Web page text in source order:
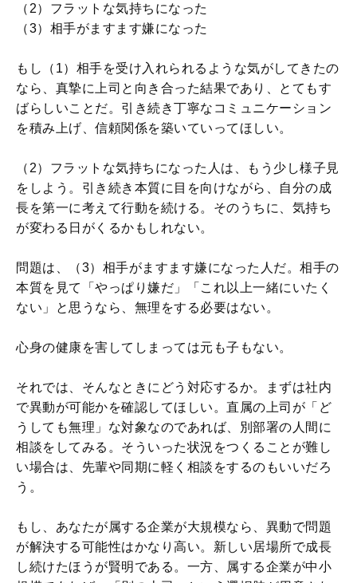
（2）フラットな気持ちになった
（3）相手がますます嫌になった
もし（1）相手を受け入れられるような気がしてきたの
なら、真摯に上司と向き合った結果であり、とてもす
ばらしいことだ。引き続き丁寧なコミュニケーション
を積み上げ、信頼関係を築いていってほしい。
（2）フラットな気持ちになった人は、もう少し様子見
をしよう。引き続き本質に目を向けながら、自分の成
長を第一に考えて行動を続ける。そのうちに、気持ち
が変わる日がくるかもしれない。
問題は、（3）相手がますます嫌になった人だ。相手の
本質を見て「やっぱり嫌だ」「これ以上一緒にいたく
ない」と思うなら、無理をする必要はない。
心身の健康を害してしまっては元も子もない。
それでは、そんなときにどう対応するか。まずは社内
で異動が可能かを確認してほしい。直属の上司が「ど
うしても無理」な対象なのであれば、別部署の人間に
相談をしてみる。そういった状況をつくることが難し
い場合は、先輩や同期に軽く相談をするのもいいだろ
う。
もし、あなたが属する企業が大規模なら、異動で問題
が解決する可能性はかなり高い。新しい居場所で成長
し続けたほうが賢明である。一方、属する企業が中小